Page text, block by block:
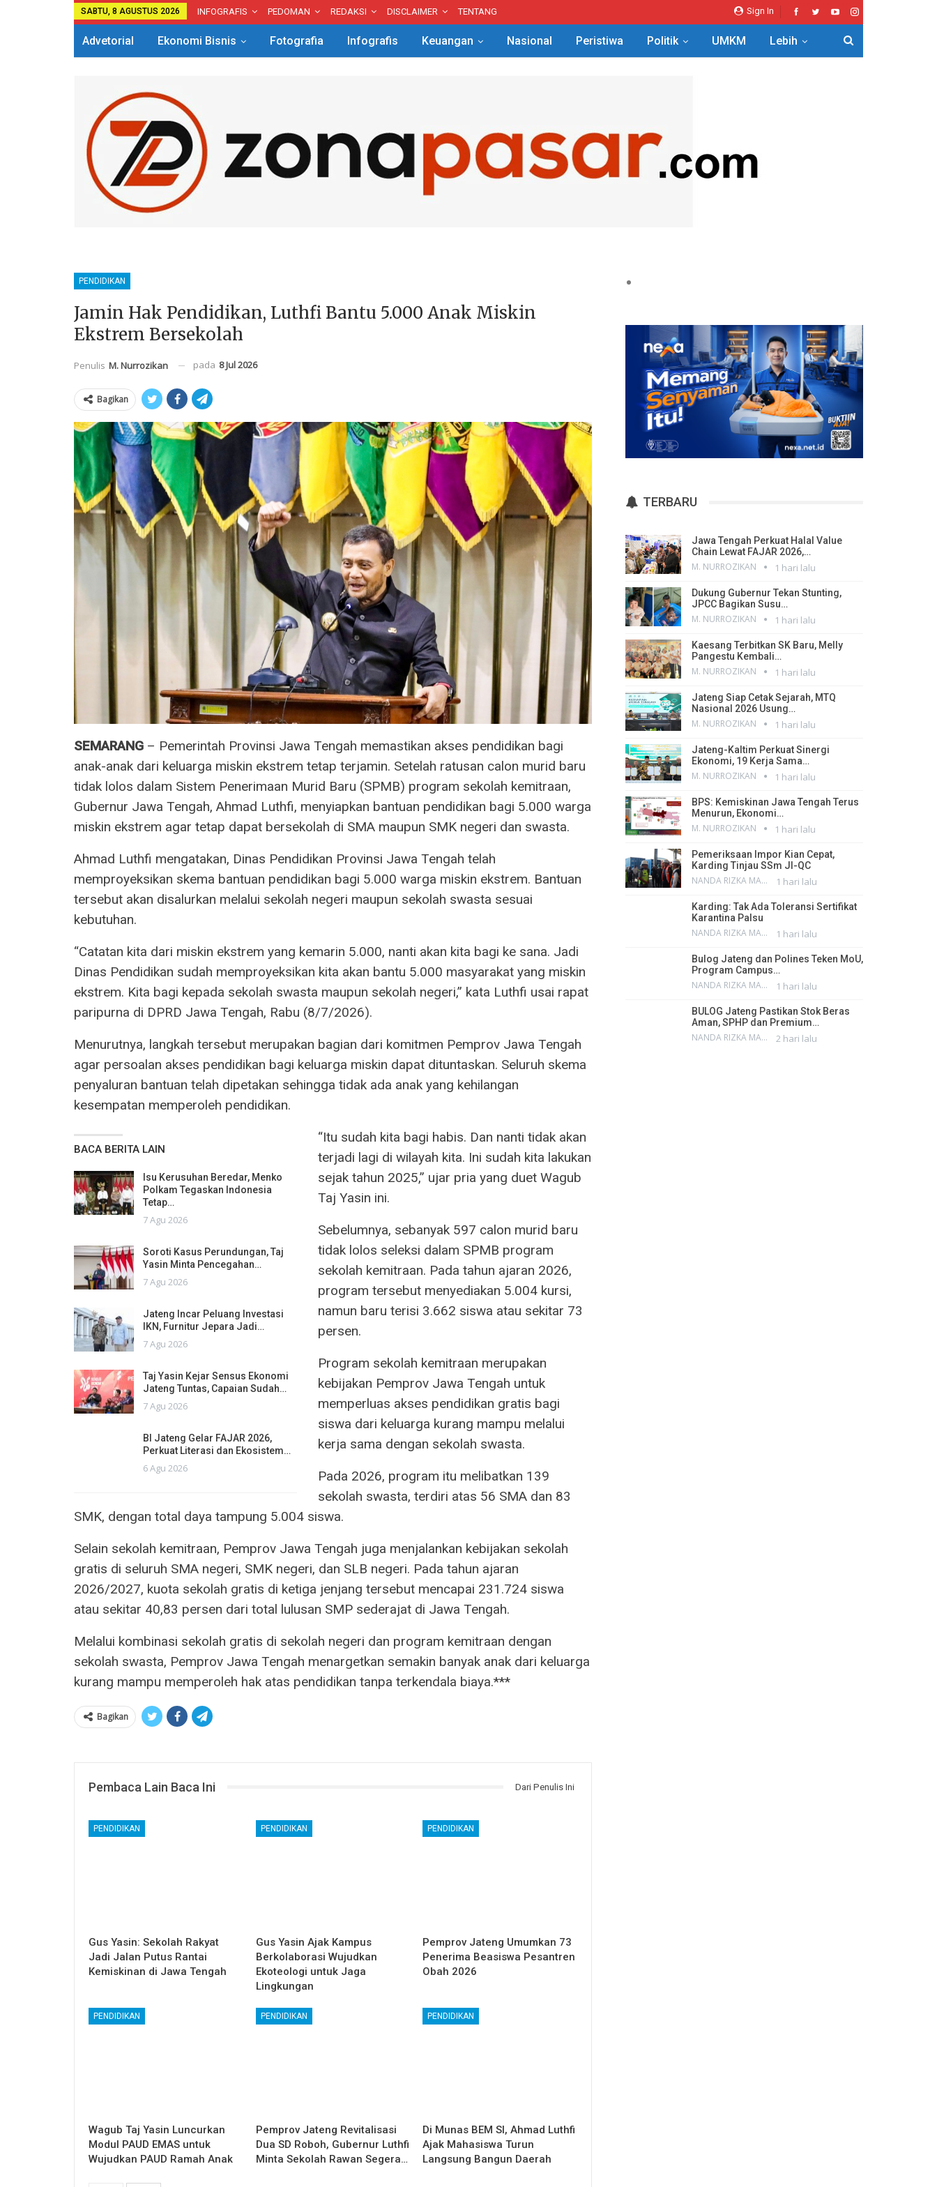
Sign In
SABTU, 8 AGUSTUS 2026 INFOGRAFIS PEDOMAN REDAKSI DISCLAIMER TENTANG
Advetorial Ekonomi Bisnis Fotografia Infografis Keuangan Nasional Peristiwa Politik UMKM Lebih
PENDIDIKAN
Jamin Hak Pendidikan, Luthfi Bantu 5.000 Anak Miskin
Ekstrem Bersekolah
Penulis M. Nurrozikan pada 8 Jul 2026
Bagikan
SEMARANG – Pemerintah Provinsi Jawa Tengah memastikan akses pendidikan bagi
anak-anak dari keluarga miskin ekstrem tetap terjamin. Setelah ratusan calon murid baru
tidak lolos dalam Sistem Penerimaan Murid Baru (SPMB) program sekolah kemitraan,
Gubernur Jawa Tengah, Ahmad Luthfi, menyiapkan bantuan pendidikan bagi 5.000 warga
miskin ekstrem agar tetap dapat bersekolah di SMA maupun SMK negeri dan swasta.
Ahmad Luthfi mengatakan, Dinas Pendidikan Provinsi Jawa Tengah telah
memproyeksikan skema bantuan pendidikan bagi 5.000 warga miskin ekstrem. Bantuan
tersebut akan disalurkan melalui sekolah negeri maupun sekolah swasta sesuai
kebutuhan.
“Catatan kita dari miskin ekstrem yang kemarin 5.000, nanti akan kita bagi ke sana. Jadi
Dinas Pendidikan sudah memproyeksikan kita akan bantu 5.000 masyarakat yang miskin
ekstrem. Kita bagi kepada sekolah swasta maupun sekolah negeri,” kata Luthfi usai rapat
paripurna di DPRD Jawa Tengah, Rabu (8/7/2026).
Menurutnya, langkah tersebut merupakan bagian dari komitmen Pemprov Jawa Tengah
agar persoalan akses pendidikan bagi keluarga miskin dapat dituntaskan. Seluruh skema
penyaluran bantuan telah dipetakan sehingga tidak ada anak yang kehilangan
kesempatan memperoleh pendidikan.
BACA BERITA LAIN
Isu Kerusuhan Beredar, Menko
Polkam Tegaskan Indonesia
Tetap…
7 Agu 2026
Soroti Kasus Perundungan, Taj
Yasin Minta Pencegahan…
7 Agu 2026
Jateng Incar Peluang Investasi
IKN, Furnitur Jepara Jadi…
7 Agu 2026
Taj Yasin Kejar Sensus Ekonomi
Jateng Tuntas, Capaian Sudah…
7 Agu 2026
BI Jateng Gelar FAJAR 2026,
Perkuat Literasi dan Ekosistem…
6 Agu 2026
“Itu sudah kita bagi habis. Dan nanti tidak akan
terjadi lagi di wilayah kita. Ini sudah kita lakukan
sejak tahun 2025,” ujar pria yang duet Wagub
Taj Yasin ini.
Sebelumnya, sebanyak 597 calon murid baru
tidak lolos seleksi dalam SPMB program
sekolah kemitraan. Pada tahun ajaran 2026,
program tersebut menyediakan 5.004 kursi,
namun baru terisi 3.662 siswa atau sekitar 73
persen.
Program sekolah kemitraan merupakan
kebijakan Pemprov Jawa Tengah untuk
memperluas akses pendidikan gratis bagi
siswa dari keluarga kurang mampu melalui
kerja sama dengan sekolah swasta.
Pada 2026, program itu melibatkan 139
sekolah swasta, terdiri atas 56 SMA dan 83
SMK, dengan total daya tampung 5.004 siswa.
Selain sekolah kemitraan, Pemprov Jawa Tengah juga menjalankan kebijakan sekolah
gratis di seluruh SMA negeri, SMK negeri, dan SLB negeri. Pada tahun ajaran
2026/2027, kuota sekolah gratis di ketiga jenjang tersebut mencapai 231.724 siswa
atau sekitar 40,83 persen dari total lulusan SMP sederajat di Jawa Tengah.
Melalui kombinasi sekolah gratis di sekolah negeri dan program kemitraan dengan
sekolah swasta, Pemprov Jawa Tengah menargetkan semakin banyak anak dari keluarga
kurang mampu memperoleh hak atas pendidikan tanpa terkendala biaya.***
Bagikan
Pembaca Lain Baca Ini Dari Penulis Ini
PENDIDIKAN
Gus Yasin: Sekolah Rakyat
Jadi Jalan Putus Rantai
Kemiskinan di Jawa Tengah
PENDIDIKAN
Gus Yasin Ajak Kampus
Berkolaborasi Wujudkan
Ekoteologi untuk Jaga
Lingkungan
PENDIDIKAN
Pemprov Jateng Umumkan 73
Penerima Beasiswa Pesantren
Obah 2026
PENDIDIKAN
Wagub Taj Yasin Luncurkan
Modul PAUD EMAS untuk
Wujudkan PAUD Ramah Anak
PENDIDIKAN
Pemprov Jateng Revitalisasi
Dua SD Roboh, Gubernur Luthfi
Minta Sekolah Rawan Segera…
PENDIDIKAN
Di Munas BEM SI, Ahmad Luthfi
Ajak Mahasiswa Turun
Langsung Bangun Daerah
TERBARU
Jawa Tengah Perkuat Halal Value
Chain Lewat FAJAR 2026,…
M. NURROZIKAN 1 hari lalu
Dukung Gubernur Tekan Stunting,
JPCC Bagikan Susu…
M. NURROZIKAN 1 hari lalu
Kaesang Terbitkan SK Baru, Melly
Pangestu Kembali…
M. NURROZIKAN 1 hari lalu
Jateng Siap Cetak Sejarah, MTQ
Nasional 2026 Usung…
M. NURROZIKAN 1 hari lalu
Jateng-Kaltim Perkuat Sinergi
Ekonomi, 19 Kerja Sama…
M. NURROZIKAN 1 hari lalu
BPS: Kemiskinan Jawa Tengah Terus
Menurun, Ekonomi…
M. NURROZIKAN 1 hari lalu
Pemeriksaan Impor Kian Cepat,
Karding Tinjau SSm JI-QC
NANDA RIZKA MAHENDRA 1 hari lalu
Karding: Tak Ada Toleransi Sertifikat
Karantina Palsu
NANDA RIZKA MAHENDRA 1 hari lalu
Bulog Jateng dan Polines Teken MoU,
Program Campus…
NANDA RIZKA MAHENDRA 1 hari lalu
BULOG Jateng Pastikan Stok Beras
Aman, SPHP dan Premium…
NANDA RIZKA MAHENDRA 2 hari lalu